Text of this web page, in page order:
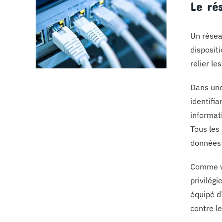
Le
Un
relier
Dans
Tous
Comme
équipé
contre